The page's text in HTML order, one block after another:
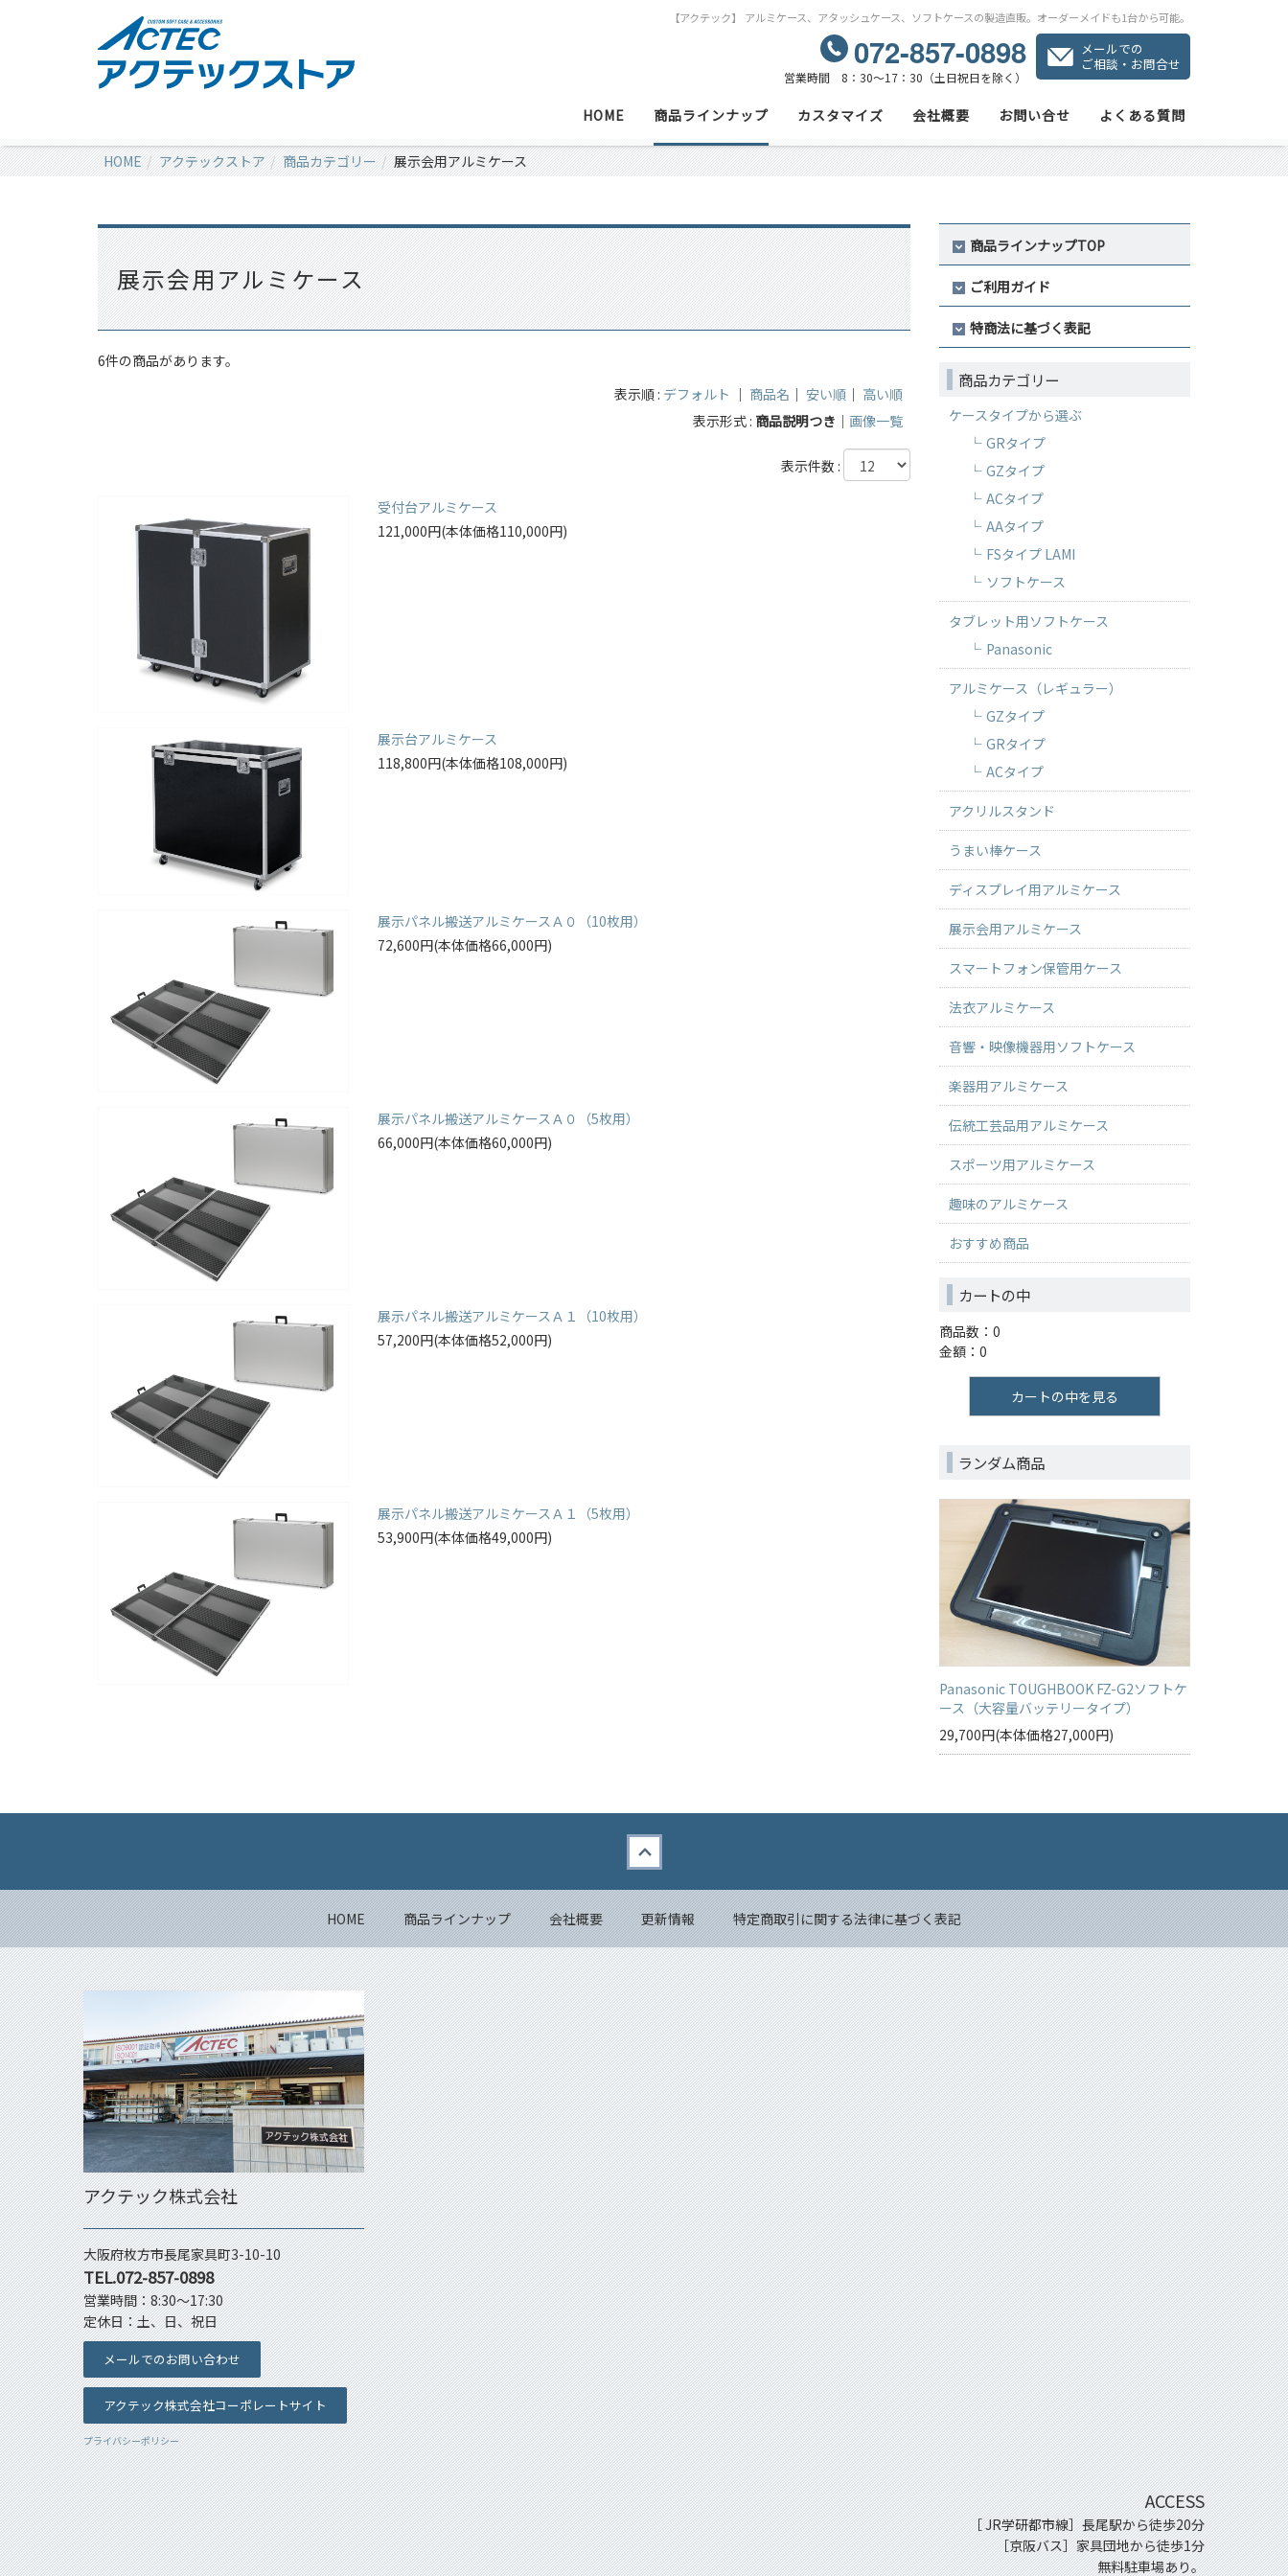
【アクテック】 アルミケース、アタッシュケース、ソフトケースの製造直販。オーダーメイドも1台から可能。
072-857-0898
営業時間 8：30～17：30（土日祝日を除く）
メールでの
ご相談・お問合せ
HOME 商品ラインナップ カスタマイズ 会社概要 お問い合せ よくある質問
HOME アクテックストア 商品カテゴリー 展示会用アルミケース
展示会用アルミケース
6件の商品があります。
表示順 : デフォルト ｜ 商品名 ｜ 安い順｜ 高い順
表示形式 : 商品説明つき ｜ 画像一覧
表示件数 :
受付台アルミケース
121,000円(本体価格110,000円)
展示台アルミケース
118,800円(本体価格108,000円)
展示パネル搬送アルミケースＡ０（10枚用）
72,600円(本体価格66,000円)
展示パネル搬送アルミケースＡ０（5枚用）
66,000円(本体価格60,000円)
展示パネル搬送アルミケースＡ１（10枚用）
57,200円(本体価格52,000円)
展示パネル搬送アルミケースＡ１（5枚用）
53,900円(本体価格49,000円)
商品ラインナップTOP
ご利用ガイド
特商法に基づく表記
商品カテゴリー
ケースタイプから選ぶ
GRタイプ
GZタイプ
ACタイプ
AAタイプ
FSタイプ LAMI
ソフトケース
タブレット用ソフトケース
Panasonic
アルミケース（レギュラー）
GZタイプ
GRタイプ
ACタイプ
アクリルスタンド
うまい棒ケース
ディスプレイ用アルミケース
展示会用アルミケース
スマートフォン保管用ケース
法衣アルミケース
音響・映像機器用ソフトケース
楽器用アルミケース
伝統工芸品用アルミケース
スポーツ用アルミケース
趣味のアルミケース
おすすめ商品
カートの中
商品数：0
金額：0
カートの中を見る
ランダム商品
Panasonic TOUGHBOOK FZ-G2ソフトケ
ース（大容量バッテリータイプ）
29,700円(本体価格27,000円)
HOME 商品ラインナップ 会社概要 更新情報 特定商取引に関する法律に基づく表記
アクテック株式会社
大阪府枚方市長尾家具町3-10-10
TEL.072-857-0898
営業時間：8:30～17:30
定休日：土、日、祝日
メールでのお問い合わせ
アクテック株式会社コーポレートサイト
プライバシーポリシー
ACCESS
［ JR学研都市線］長尾駅から徒歩20分
［京阪バス］家具団地から徒歩1分
無料駐車場あり。
Back to top